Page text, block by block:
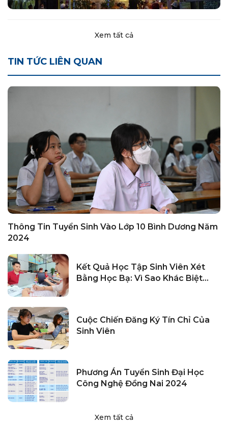
Xem tất cả
TIN TỨC LIÊN QUAN
Thông Tin Tuyển Sinh Vào Lớp 10 Bình Dương Năm
2024
Kết Quả Học Tập Sinh Viên Xét
Bằng Học Bạ: Vì Sao Khác Biệt
Cuộc Chiến Đăng Ký Tín Chỉ Của
Sinh Viên
Phương Án Tuyển Sinh Đại Học
Công Nghệ Đồng Nai 2024
Xem tất cả